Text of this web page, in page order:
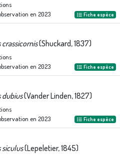
en 2023 Fiche espèce
crassicornis(Shuckard, 1837)
en 2023 Fiche espèce
dubius(Vander Linden, 1827)
en 2023 Fiche espèce
siculus(Lepeletier, 1845)